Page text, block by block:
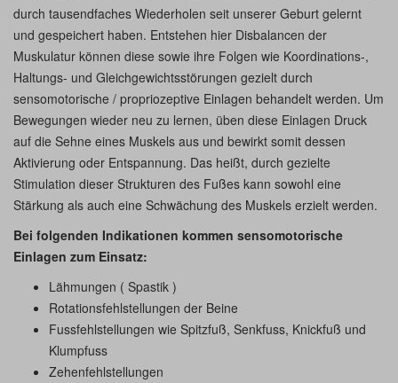
durch tausendfaches Wiederholen seit unserer Geburt gelernt
und gespeichert haben. Entstehen hier Disbalancen der
Muskulatur können diese sowie ihre Folgen wie Koordinations-,
Haltungs- und Gleichgewichtsstörungen gezielt durch
sensomotorische / propriozeptive Einlagen behandelt werden. Um
Bewegungen wieder neu zu lernen, üben diese Einlagen Druck
auf die Sehne eines Muskels aus und bewirkt somit dessen
Aktivierung oder Entspannung. Das heißt, durch gezielte
Stimulation dieser Strukturen des Fußes kann sowohl eine
Stärkung als auch eine Schwächung des Muskels erzielt werden.
Bei folgenden Indikationen kommen sensomotorische
Einlagen zum Einsatz:
Lähmungen ( Spastik )
Rotationsfehlstellungen der Beine
Fussfehlstellungen wie Spitzfuß, Senkfuss, Knickfuß und
Klumpfuss
Zehenfehlstellungen